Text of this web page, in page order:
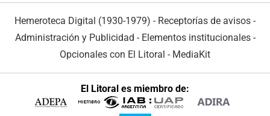
Hemeroteca Digital (1930-1979) - Receptorías de avisos -
Administración y Publicidad - Elementos institucionales-
Opcionales con El Litoral - MediaKit
El Litoral es miembro de: